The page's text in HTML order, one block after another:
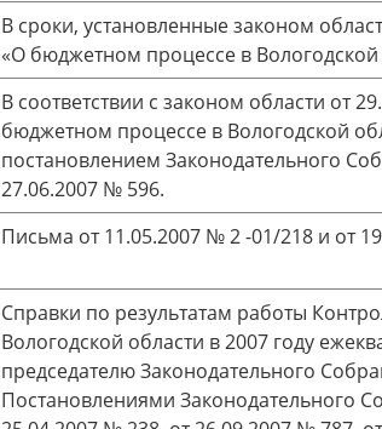
В сроки, установленные законом
«О бюджетном процессе в Вологодской
В соответствии с законом области от
бюджетном процессе в Вологодской
постановлением Законодательного
27.06.2007 № 596.
Письма от 11.05.2007 № 2 -01/218 и от
Справки по результатам работы
Вологодской области в 2007 году
председателю Законодательного
Постановлениями Законодательного